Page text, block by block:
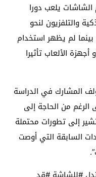
يلعب دورا
والتلفزيون لنحو
لم يظهر استخدام
أجهزة الألعاب تأثيرا
المشارك في الدراسة
من الحاجة إلى
تشير إلى تطورات محتملة
السابقة التي أوصت